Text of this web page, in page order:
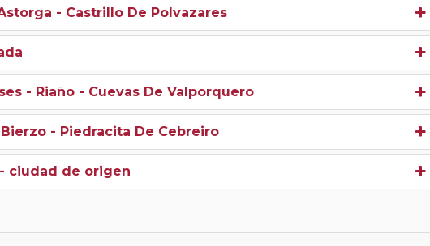
- Castrillo De Polvazares
- Riaño - Cuevas De Valporquero
- Piedracita De Cebreiro
ciudad de origen